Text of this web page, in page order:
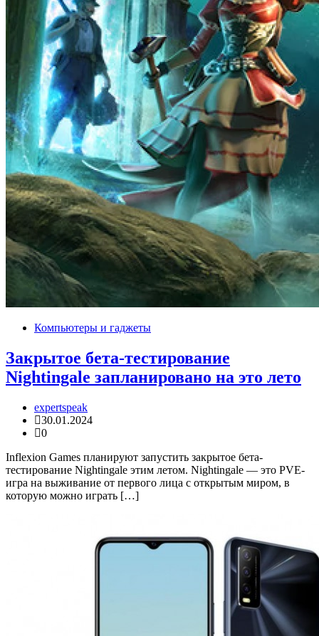
Компьютеры и гаджеты
Закрытое бета-тестирование
Nightingale запланировано на это лето
expertspeak
30.01.2024
0
Inflexion Games планируют запустить закрытое бета-
тестирование Nightingale этим летом. Nightingale — это PVE-
игра на выживание от первого лица с открытым миром, в
которую можно играть […]